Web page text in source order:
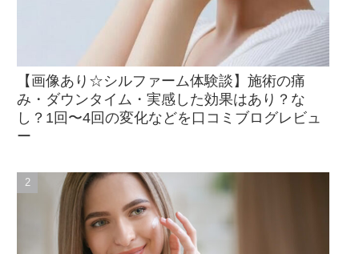
【画像あり☆シルファーム体験談】施術の痛
み・ダウンタイム・実感した効果はあり？な
し？1回〜4回の変化などを口コミブログレビュ
ー